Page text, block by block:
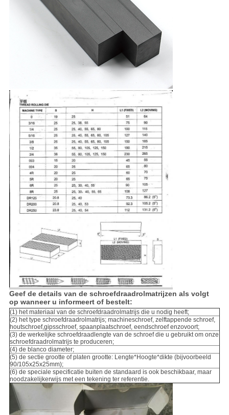
Geef de details van de schroefdraadrolmatrijzen als volgt
op wanneer u informeert of bestelt:
(1) het materiaal van de schroefdraadrolmatrijs die u nodig heeft;
(2) het type schroefdraadrolmatrijs; machineschroef, zelftappende schroef,
houtschroef,gipsschroef, spaanplaatschroef, eendschroef enzovoort;
(3) de werkelijke schroefdraadlengte van de schroef die u gebruikt om onze
schroefdraadrolmatrijs te produceren;
(4) de blanco diameter;
(5) de sectie grootte of platen grootte: Lengte*Hoogte*dikte (bijvoorbeeld
90/105x25x25mm);
(6) de speciale specificatie buiten de standaard is ook beschikbaar, maar
noodzakelijkerwijs met een tekening ter referentie.